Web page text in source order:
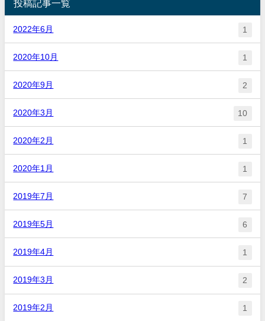
投稿記事一覧
2022年6月 1
2020年10月 1
2020年9月 2
2020年3月 10
2020年2月 1
2020年1月 1
2019年7月 7
2019年5月 6
2019年4月 1
2019年3月 2
2019年2月 1